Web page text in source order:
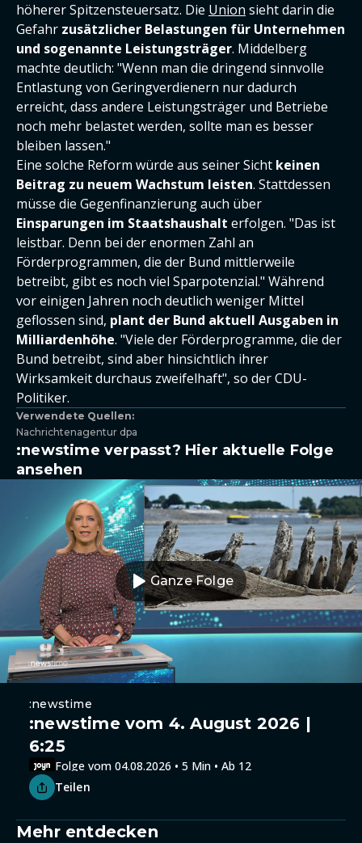
höherer Spitzensteuersatz. Die Union sieht darin die
Gefahr zusätzlicher Belastungen für Unternehmen
und sogenannte Leistungsträger. Middelberg
machte deutlich: "Wenn man die dringend sinnvolle
Entlastung von Geringverdienern nur dadurch
erreicht, dass andere Leistungsträger und Betriebe
noch mehr belastet werden, sollte man es besser
bleiben lassen."
Eine solche Reform würde aus seiner Sicht keinen
Beitrag zu neuem Wachstum leisten. Stattdessen
müsse die Gegenfinanzierung auch über
Einsparungen im Staatshaushalt erfolgen. "Das ist
leistbar. Denn bei der enormen Zahl an
Förderprogrammen, die der Bund mittlerweile
betreibt, gibt es noch viel Sparpotenzial." Während
vor einigen Jahren noch deutlich weniger Mittel
geflossen sind, plant der Bund aktuell Ausgaben in
Milliardenhöhe. "Viele der Förderprogramme, die der
Bund betreibt, sind aber hinsichtlich ihrer
Wirksamkeit durchaus zweifelhaft", so der CDU-
Politiker.
Verwendete Quellen:
Nachrichtenagentur dpa
:newstime verpasst? Hier aktuelle Folge
ansehen
Ganze Folge
:newstime
:newstime vom 4. August 2026 |
6:25
Folge vom 04.08.2026 • 5 Min • Ab 12
Teilen
Mehr entdecken